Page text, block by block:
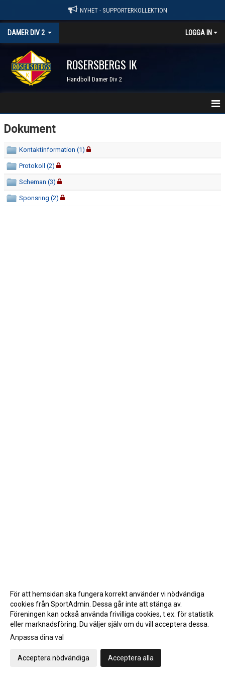
NYHET - SUPPORTERKOLLEKTION
DAMER DIV 2 LOGGA IN
ROSERSBERGS IK
Handboll Damer Div 2
STARTSIDA
NYHETER
KALENDER
TRUPPEN
Dokument
Kontaktinformation (1)
Protokoll (2)
Scheman (3)
Sponsring (2)
Gå till Webbversion
För att hemsidan ska fungera korrekt använder vi nödvändiga
cookies från SportAdmin. Dessa går inte att stänga av.
Föreningen kan också använda frivilliga cookies, t.ex. för statistik
eller marknadsföring. Du väljer själv om du vill acceptera dessa.
Anpassa dina val
Acceptera nödvändiga Acceptera alla